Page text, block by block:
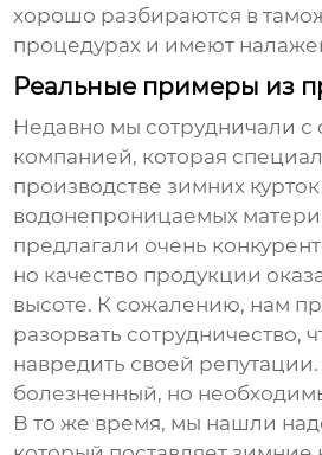
хорошо разбираются в
процедурах и имеют
Реальные примеры из
Недавно мы сотрудничали с
компанией, которая
производстве зимних
водонепроницаемых
предлагали очень
но качество продукции
высоте. К сожалению, нам
разорвать сотрудничество,
навредить своей
болезненный, но
В то же время, мы нашли